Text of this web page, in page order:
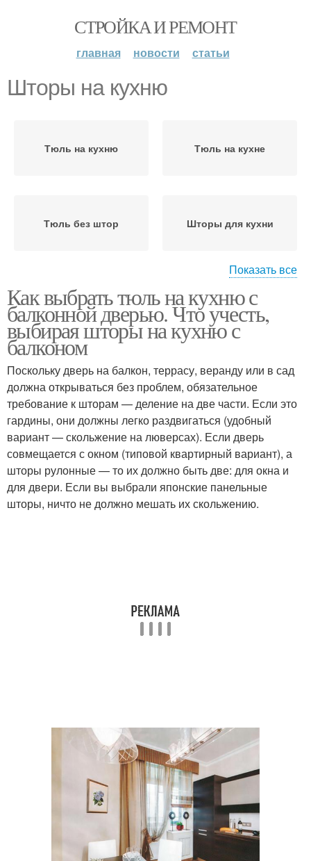
СТРОЙКА И РЕМОНТ
главная новости статьи
Шторы на кухню
Тюль на кухню Тюль на кухне
Тюль без штор Шторы для кухни
Римские шторы Рулонные шторы
Шторы для окна Современные шторы
Показать все
Как выбрать тюль на кухню с
балконной дверью. Что учесть,
выбирая шторы на кухню с
балконом
Поскольку дверь на балкон, террасу, веранду или в сад
должна открываться без проблем, обязательное
требование к шторам — деление на две части. Если это
гардины, они должны легко раздвигаться (удобный
вариант — скольжение на люверсах). Если дверь
совмещается с окном (типовой квартирный вариант), а
шторы рулонные — то их должно быть две: для окна и
для двери. Если вы выбрали японские панельные
шторы, ничто не должно мешать их скольжению.